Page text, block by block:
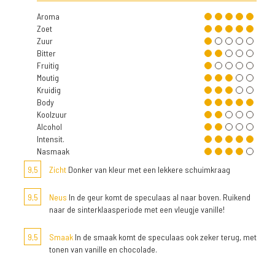
Aroma
Zoet
Zuur
Bitter
Fruitig
Moutig
Kruidig
Body
Koolzuur
Alcohol
Intensit.
Nasmaak
9,5
Zicht Donker van kleur met een lekkere schuimkraag
9,5 Neus In de geur komt de speculaas al naar boven. Ruikend
naar de sinterklaasperiode met een vleugje vanille!
9,5 Smaak In de smaak komt de speculaas ook zeker terug, met
tonen van vanille en chocolade.